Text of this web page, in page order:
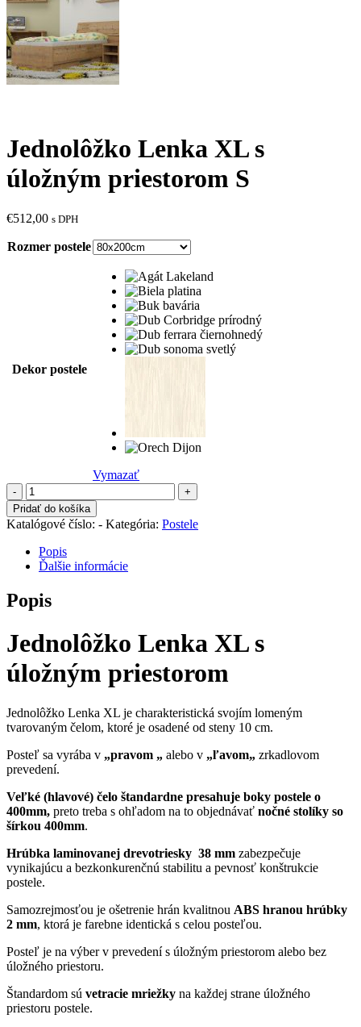
Jednolôžko Lenka XL s
úložným priestorom S
€512,00 s DPH
Rozmer postele
Dekor postele
Vymazať
množstvo
Jednolôžko
Lenka
XL
s
úložným
priestorom
Pridať do košíka
Katalógové číslo: - Kategória: Postele
Popis
Ďalšie informácie
Popis
Jednolôžko Lenka XL s
úložným priestorom
Jednolôžko Lenka XL je charakteristická svojím lomeným
tvarovaným čelom, ktoré je osadené od steny 10 cm.
Posteľ sa vyrába v „pravom „ alebo v „ľavom„ zrkadlovom
prevedení.
Veľké (hlavové) čelo štandardne presahuje boky postele o
400mm, preto treba s ohľadom na to objednávať nočné stolíky so
šírkou 400mm.
Hrúbka laminovanej drevotriesky 38 mm zabezpečuje
vynikajúcu a bezkonkurenčnú stabilitu a pevnosť konštrukcie
postele.
Samozrejmosťou je ošetrenie hrán kvalitnou ABS hranou hrúbky
2 mm, ktorá je farebne identická s celou posteľou.
Posteľ je na výber v prevedení s úložným priestorom alebo bez
úložného priestoru.
Štandardom sú vetracie mriežky na každej strane úložného
priestoru postele.